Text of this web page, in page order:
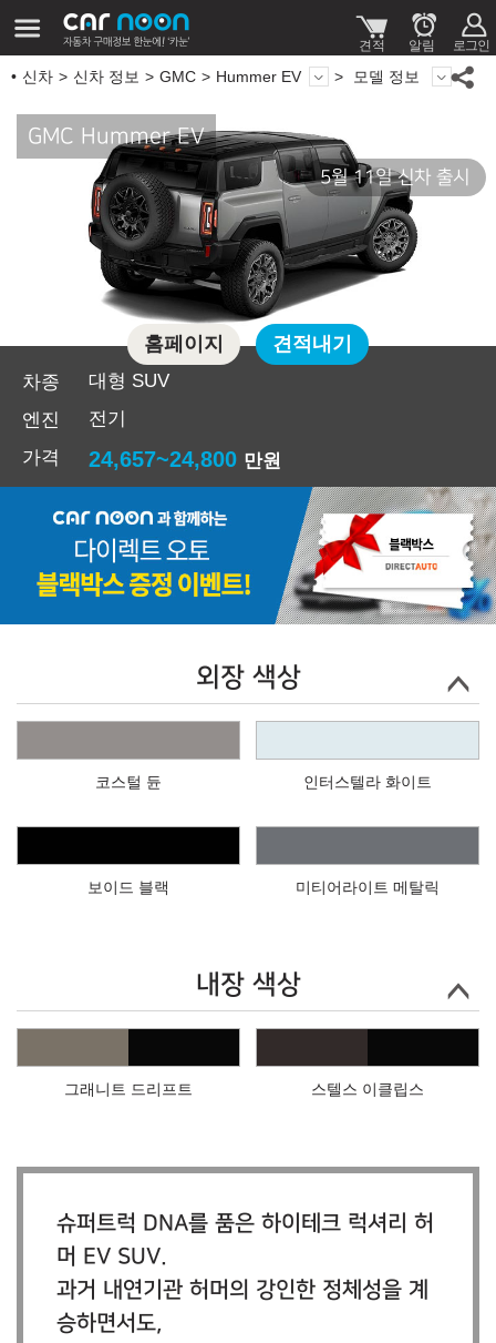
신차 신차 정보 GMC Hummer EV 모델 정보
GMC Hummer EV
5월 11일 신차 출시
차종
대형 SUV
엔진
전기
가격
24,657~24,800 만원
홈페이지 견적내기
외장 색상
코스털 듄 인터스텔라 화이트
보이드 블랙 미티어라이트 메탈릭
내장 색상
그래니트 드리프트 스텔스 이클립스
슈퍼트럭 DNA를 품은 하이테크 럭셔리 허
머 EV SUV.
과거 내연기관 허머의 강인한 정체성을 계
승하면서도,